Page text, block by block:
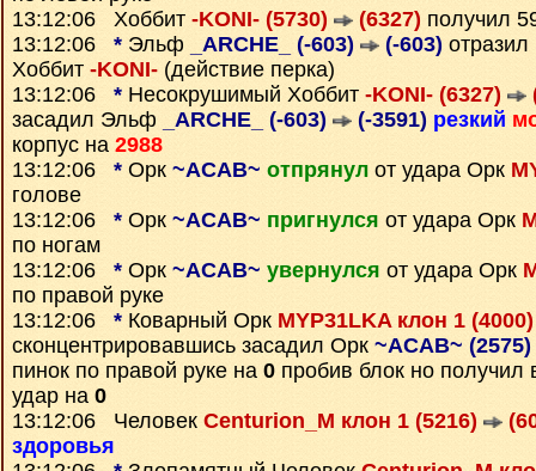
13:12:06 Хоббит -KONI- (5730) (6327) получил
13:12:06 * Эльф _ARCHE_ (-603) (-603)
Хоббит -KONI- (действие перка)
13:12:06 * Несокрушимый Хоббит -KONI- (6327)
засадил Эльф
_ARCHE_ (-603) (-3591) резкий
корпус на 2988
13:12:06 * Орк ~ACAB~ отпрянул от удара Орк
голове
13:12:06 * Орк ~ACAB~ пригнулся от удара Орк
по ногам
13:12:06 * Орк ~ACAB~ увернулся от удара Орк
по правой руке
13:12:06 * Коварный Орк MYP31LKA клон 1
сконцентрировавшись засадил Орк ~ACAB~ (2575)
пинок по правой руке на 0 пробив блок но получил
удар на 0
13:12:06 Человек Centurion_M клон 1 (5216)
здоровья